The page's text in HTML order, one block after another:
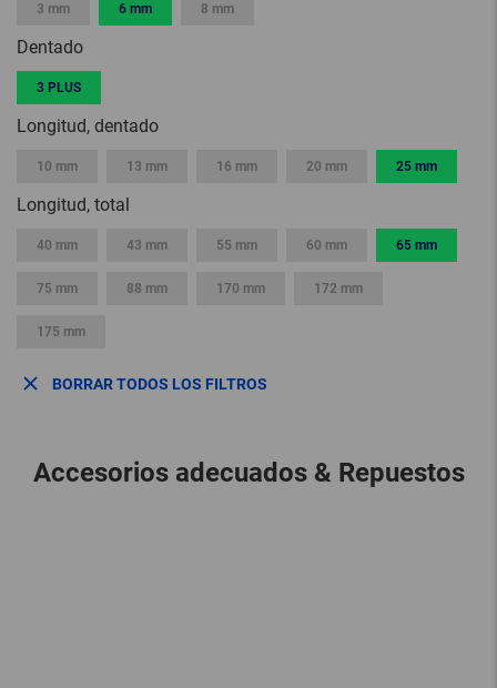
3 mm 6 mm 8 mm
Dentado
3 PLUS
Longitud, dentado
10 mm 13 mm 16 mm 20 mm 25 mm
Longitud, total
40 mm 43 mm 55 mm 60 mm 65 mm
75 mm 88 mm 170 mm 172 mm
175 mm
BORRAR TODOS LOS FILTROS
Accesorios adecuados & Repuestos